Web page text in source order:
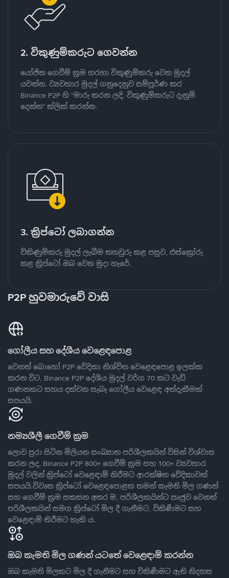
2. විකුණුම්කරුට ගෙවන්න
යෝජිත ගෙවීම් ක්‍රම හරහා විකුණුම්කරු වෙත මුදල්
යවන්න. ව්‍යවහාර මුදල් ගනුදෙනුව සම්පූර්ණ කර
Binance P2P හි "මාරු කරන ලදි, විකුණුම්කරුට දැනුම්
දෙන්න" ක්ලික් කරන්න.
3. ක්‍රිප්ටෝ ලබාගන්න
විකිණුම්කරු මුදල් ලැබීම තහවුරු කළ පසුව, එස්ක්‍රෝරු
කළ ක්‍රිප්ටෝ ඔබ වෙත මුදා හැරේ.
P2P හුවමාරුවේ වාසි
ගෝලීය සහ දේශීය වෙළෙඳපොළ
වෙනත් බොහෝ P2P වේදිකා නිශ්චිත වෙළෙඳපොළ ඉලක්ක
කරන විට, Binance P2P දේශීය මුදල් වර්ග 70 කට වැඩි
ගණනකට සහය දක්වන සැබෑ ගෝලීය වෙළෙඳ අත්දැකීමක්
සපයයි.
නම්‍යශීලී ගෙවීම් ක්‍රම
ලොව පුරා සිටින මිලියන සංඛ්‍යාත පරිශීලකයින් විසින් විශ්වාස
කරන ලද, Binance P2P 800+ ගෙවීම් ක්‍රම සහ 100+ ව්‍යවහාර
මුදල් වලින් ක්‍රිප්ටෝ වෙළෙඳාම් කිරීමට ආරක්ෂිත වේදිකාවක්
සපයයි.විවෘත ක්‍රිප්ටෝ වෙළෙඳපොළක තමන් කැමති මිල ගණන්
සහ ගෙවීම් ක්‍රම සකසන අතර ම, පරිශීලකයින්ට ඍජුව වෙනත්
පරිශීලකයින් සමග ක්‍රිප්ටෝ මිල දී ගැනීමට, විකිණීමට සහ
වෙළෙඳාම් කිරීමට හැකි ය.
ඔබ කැමති මිල ගණන් යටතේ වෙළෙඳාම් කරන්න
ඔබ කැමති මිලකට මිල දී ගැනීමට සහ විකිණීමට ඇති නිදහස